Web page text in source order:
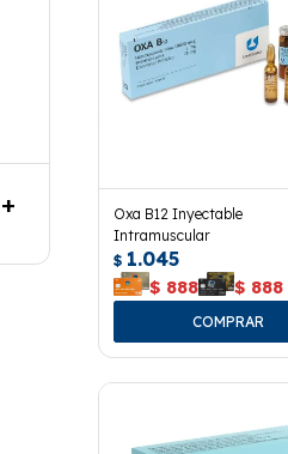
Oxa B12 Inyectable
Intramuscular
$ 1.045
$ 888 $ 888